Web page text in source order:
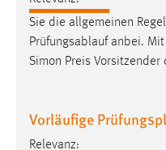
Sie die allgemeinen
Prüfungsablauf anbei.
Simon Preis Vorsitzender
Vorläufige
Relevanz:
MibewSessionID,
chat-frame-style-
Zweck:
Wird benötigt um die
MibewSessionID,